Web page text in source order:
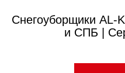
Снегоуборщики AL-
и СПБ |